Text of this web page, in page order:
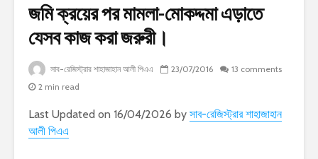
জমি ক্রয়ের পর মামলা-মোকদ্দমা এড়াতে
যেসব কাজ করা জরুরী।
সাব-রেজিস্ট্রার শাহাজাহান আলী পিএএ 23/07/2016
13 comments
2 min read
Last Updated on 16/04/2026 by সাব-রেজিস্ট্রার শাহাজাহান
আলী পিএএ